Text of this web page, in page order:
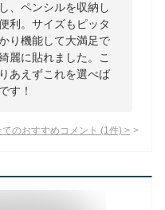
、ペンシルを収納し
利。サイズもピッタ
り機能して大満足で
麗に貼れました。こ
あえずこれを選べば
す！
てのおすすめコメント (1 件) >